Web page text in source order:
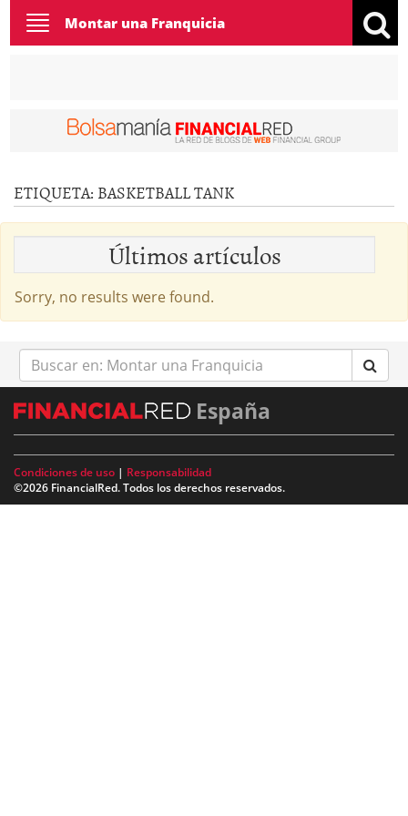
Toggle
navigation
Montar una Franquicia
ETIQUETA: BASKETBALL TANK
Últimos artículos
Sorry, no results were found.
Buscar
en:
España
Condiciones de uso | Responsabilidad
©2026 FinancialRed. Todos los derechos reservados.